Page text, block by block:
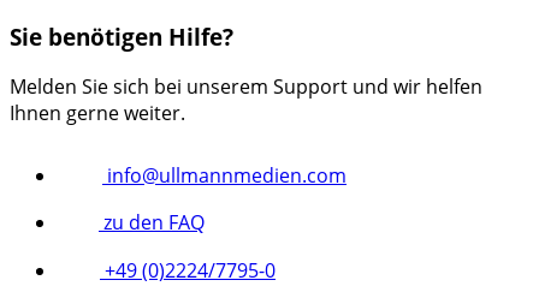
Sie benötigen Hilfe?
Melden Sie sich bei unserem Support und wir helfen
Ihnen gerne weiter.
info@ullmannmedien.com
zu den FAQ
+49 (0)2224/7795-0